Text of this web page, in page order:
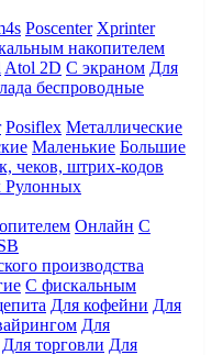
Poscenter Xprinter
накопителем
Atol 2D С экраном Для
беспроводные
Posiflex Металлические
Маленькие Большие
чеков, штрих-кодов
Рулонных
Онлайн С
производства
С фискальным
Для кофейни Для
Для
Для торговли Для